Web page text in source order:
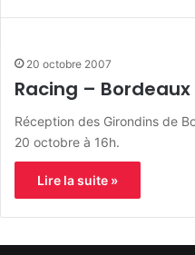
20 octobre 2007
Racing – Bordeaux
Réception des Girondins de
20 octobre à 16h.
Lire la suite »